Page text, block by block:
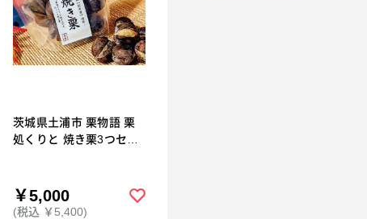
茨城県土浦市 栗物語 栗
処くりと 焼き栗3つセッ
￥5,000
(税込 ￥5,400)